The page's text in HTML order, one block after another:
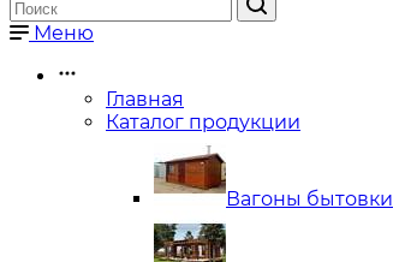
Меню
Главная
Каталог продукции
Вагоны бытовки